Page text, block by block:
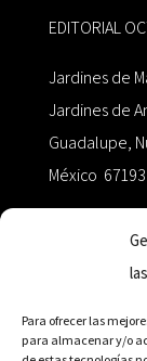
Para ofrecer las
para almacenar y/o
EDITORIAL
Jardines de
Jardines de
Guadalupe,
México 67193
+52